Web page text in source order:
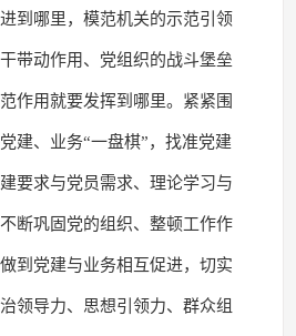
到哪里，模范机关的示范引领
带动作用、党组织的战斗堡垒
作用就要发挥到哪里。紧紧围
建、业务“一盘棋”，找准党建
要求与党员需求、理论学习与
断巩固党的组织、整顿工作作
到党建与业务相互促进，切实
领导力、思想引领力、群众组